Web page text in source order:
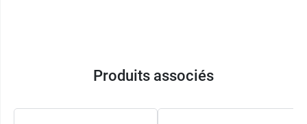
Produits associés